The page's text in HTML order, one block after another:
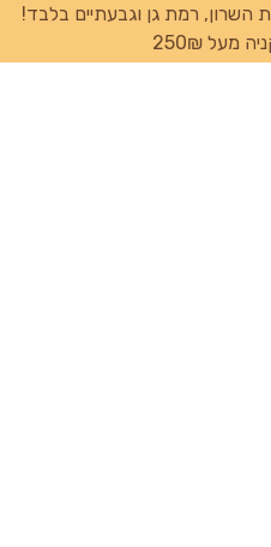
השרון, רמת גן וגבעתיים בלבד!
מעל 250₪